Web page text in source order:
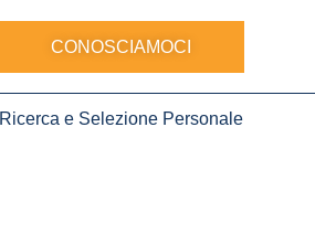
CONOSCIAMOCI
Ricerca e Selezione Personale